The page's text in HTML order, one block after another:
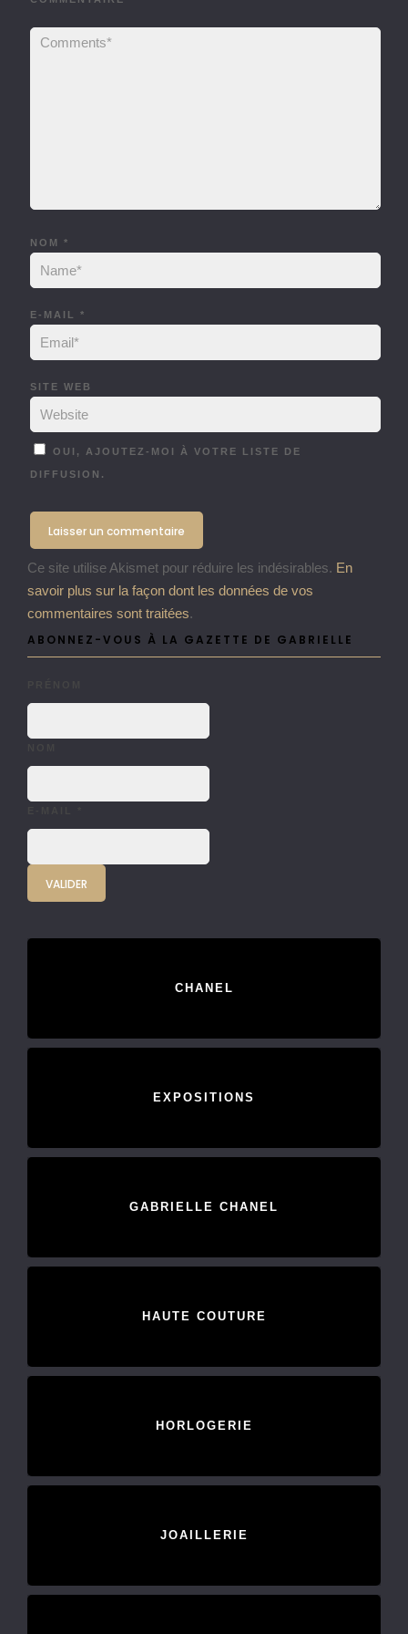
NOM *
E-MAIL *
SITE WEB
OUI, AJOUTEZ-MOI À VOTRE LISTE DE
DIFFUSION.
Ce site utilise Akismet pour réduire les indésirables. En
savoir plus sur la façon dont les données de vos
commentaires sont traitées.
ABONNEZ-VOUS À LA GAZETTE DE GABRIELLE
CHANEL
EXPOSITIONS
GABRIELLE CHANEL
HAUTE COUTURE
HORLOGERIE
JOAILLERIE